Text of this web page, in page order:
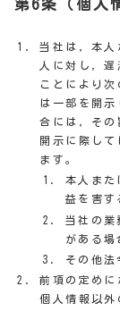
第6条（個人
当社は，本人
人に対し，
ことにより
は一部を開
合には，その
開示に際し
ます。
本人また
益を害す
当社の業
がある場
その他法
前項の定めに
個人情報以外